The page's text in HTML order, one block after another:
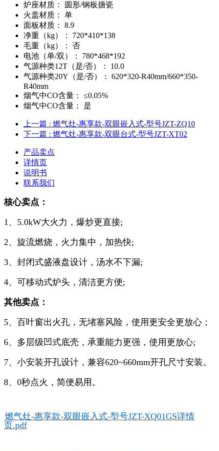
炉座材质：
圆形/钢板搪瓷
火盖材质：
单
面板材质：
8.9
净重（kg）：
720*410*138
毛重（kg）：
否
电池（单/双）：
780*468*192
气源种类12T（是/否）：
10.0
气源种类20Y（是/否）：
620*320-R40mm/660*350-
R40mm
烟气中CO含量：
≤0.05%
烟气中CO含量：
是
上一篇 : 燃气灶-惠享款-双眼嵌入式-型号JZT-ZQ10
下一篇 : 燃气灶-惠享款-双眼台式-型号JZT-XT02
产品卖点
详情页
说明书
联系我们
核心卖点：
1、5.0kW大火力，爆炒更直接;
2、旋流燃烧，火力集中，加热快;
3、封闭式盛液盘设计，汤水不下漏;
4、可移动式炉头，清洁更方便;
其他卖点：
5、百叶窗出火孔，无堵塞风险，使用更安全更放心；
6、多层级凹式底壳，承重能力更强，使用更放心;
7、小安装开孔设计，兼容620~660mm开孔尺寸安装。
8、0秒点火，简便易用。
燃气灶-惠享款-双眼嵌入式-型号JZT-XQ01GS详情
页.pdf